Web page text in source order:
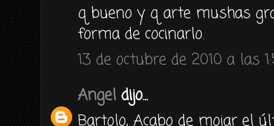
q bueno y q arte mushas
forma de cocinarlo.
13 de octubre de 2010 a las
Angel dijo...
Bartolo, Acabo de mojar el